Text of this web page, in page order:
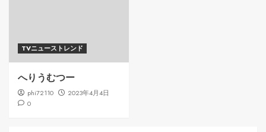
TVニューストレンド
へりうむつー
phi72110
2023年4月4日
0